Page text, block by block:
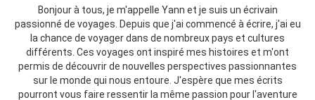
Bonjour à tous, je m'appelle Yann et je suis un écrivain
passionné de voyages. Depuis que j'ai commencé à écrire, j'ai eu
la chance de voyager dans de nombreux pays et cultures
différents. Ces voyages ont inspiré mes histoires et m'ont
permis de découvrir de nouvelles perspectives passionnantes
sur le monde qui nous entoure. J'espère que mes écrits
pourront vous faire ressentir la même passion pour l'aventure